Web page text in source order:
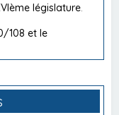
législature
108 et le